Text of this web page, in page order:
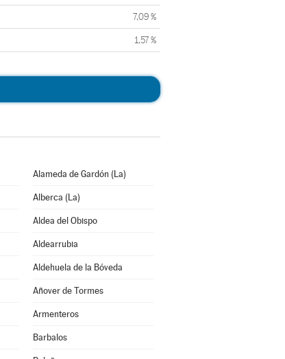
7,09 %
1,57 %
Alameda de Gardón (La)
Alberca (La)
Aldea del Obispo
Aldearrubia
Aldehuela de la Bóveda
Añover de Tormes
Armenteros
Barbalos